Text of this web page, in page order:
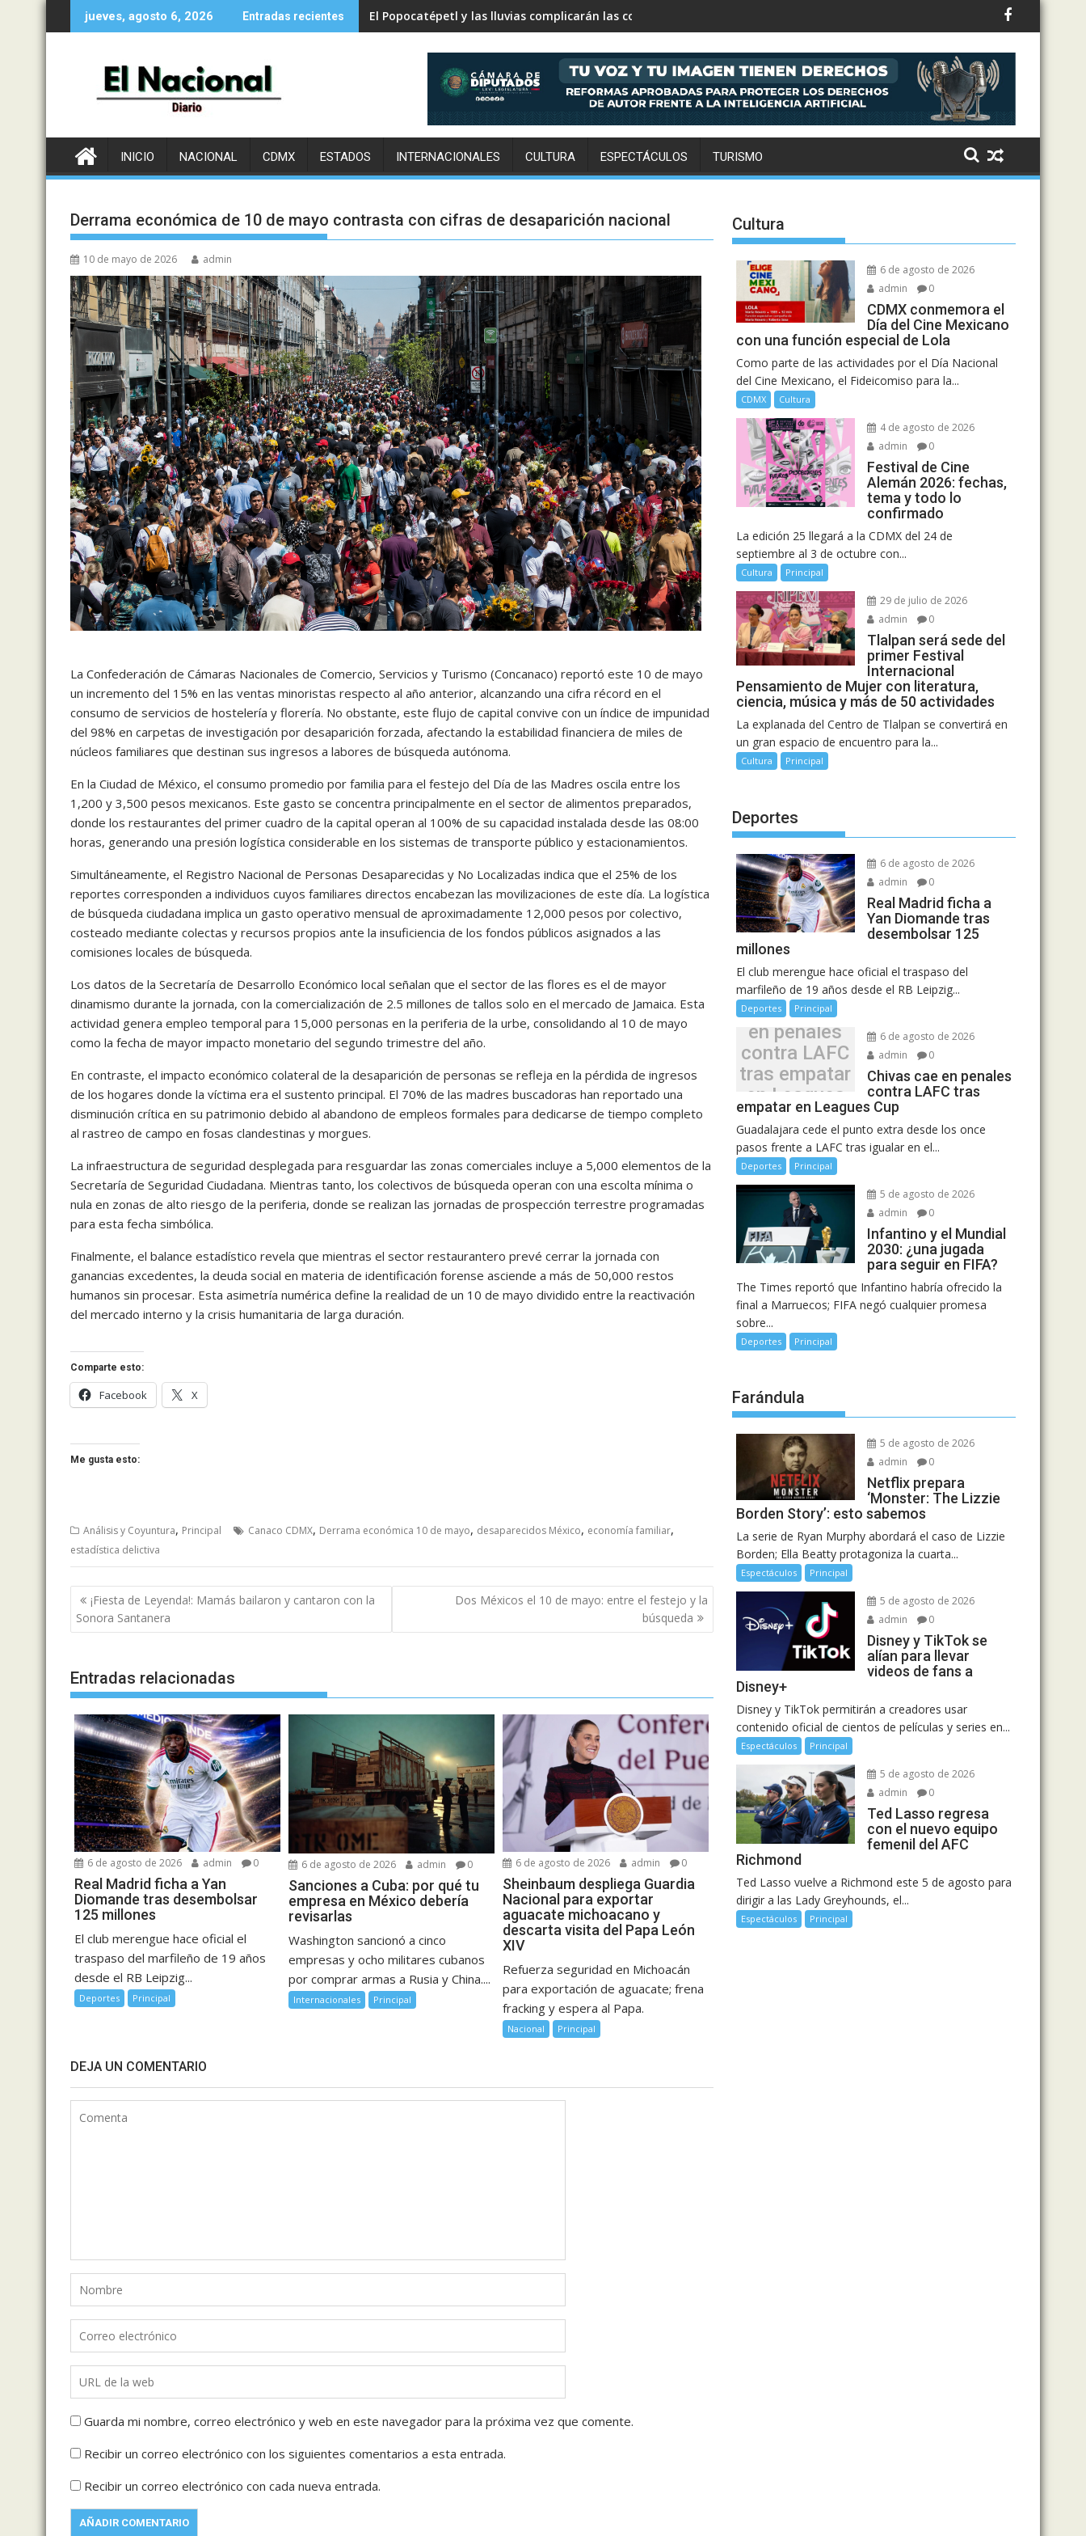
al
jueves, agosto 6, 2026 Entradas recientes Piden reforzar inspecciones en casas de empeño para combatir el mercado de bienes robados
INICIO NACIONAL CDMX ESTADOS INTERNACIONALES CULTURA ESPECTÁCULOS TURISMO
Derrama económica de 10 de mayo contrasta con cifras de desaparición nacional
10 de mayo de 2026 admin
La Confederación de Cámaras Nacionales de Comercio, Servicios y Turismo (Concanaco) reportó este 10 de mayo
un incremento del 15% en las ventas minoristas respecto al año anterior, alcanzando una cifra récord en el
consumo de servicios de hostelería y florería. No obstante, este flujo de capital convive con un índice de impunidad
del 98% en carpetas de investigación por desaparición forzada, afectando la estabilidad financiera de miles de
núcleos familiares que destinan sus ingresos a labores de búsqueda autónoma.
En la Ciudad de México, el consumo promedio por familia para el festejo del Día de las Madres oscila entre los
1,200 y 3,500 pesos mexicanos. Este gasto se concentra principalmente en el sector de alimentos preparados,
donde los restaurantes del primer cuadro de la capital operan al 100% de su capacidad instalada desde las 08:00
horas, generando una presión logística considerable en los sistemas de transporte público y estacionamientos.
Simultáneamente, el Registro Nacional de Personas Desaparecidas y No Localizadas indica que el 25% de los
reportes corresponden a individuos cuyos familiares directos encabezan las movilizaciones de este día. La logística
de búsqueda ciudadana implica un gasto operativo mensual de aproximadamente 12,000 pesos por colectivo,
costeado mediante colectas y recursos propios ante la insuficiencia de los fondos públicos asignados a las
comisiones locales de búsqueda.
Los datos de la Secretaría de Desarrollo Económico local señalan que el sector de las flores es el de mayor
dinamismo durante la jornada, con la comercialización de 2.5 millones de tallos solo en el mercado de Jamaica. Esta
actividad genera empleo temporal para 15,000 personas en la periferia de la urbe, consolidando al 10 de mayo
como la fecha de mayor impacto monetario del segundo trimestre del año.
En contraste, el impacto económico colateral de la desaparición de personas se refleja en la pérdida de ingresos
de los hogares donde la víctima era el sustento principal. El 70% de las madres buscadoras han reportado una
disminución crítica en su patrimonio debido al abandono de empleos formales para dedicarse de tiempo completo
al rastreo de campo en fosas clandestinas y morgues.
La infraestructura de seguridad desplegada para resguardar las zonas comerciales incluye a 5,000 elementos de la
Secretaría de Seguridad Ciudadana. Mientras tanto, los colectivos de búsqueda operan con una escolta mínima o
nula en zonas de alto riesgo de la periferia, donde se realizan las jornadas de prospección terrestre programadas
para esta fecha simbólica.
Finalmente, el balance estadístico revela que mientras el sector restaurantero prevé cerrar la jornada con
ganancias excedentes, la deuda social en materia de identificación forense asciende a más de 50,000 restos
humanos sin procesar. Esta asimetría numérica define la realidad de un 10 de mayo dividido entre la reactivación
del mercado interno y la crisis humanitaria de larga duración.
Comparte esto:
Facebook X
Me gusta esto:
Análisis y Coyuntura, Principal Canaco CDMX, Derrama económica 10 de mayo, desaparecidos México, economía familiar,
estadística delictiva
Navegación
de
entradas
¡Fiesta de Leyenda!: Mamás bailaron y cantaron con la
Sonora Santanera
Dos Méxicos el 10 de mayo: entre el festejo y la
búsqueda
Entradas relacionadas
6 de agosto de 2026 admin 0
Real Madrid ficha a Yan
Diomande tras desembolsar
125 millones
El club merengue hace oficial el
traspaso del marfileño de 19 años
desde el RB Leipzig...
Deportes Principal
6 de agosto de 2026 admin 0
Sanciones a Cuba: por qué tu
empresa en México debería
revisarlas
Washington sancionó a cinco
empresas y ocho militares cubanos
por comprar armas a Rusia y China....
Internacionales Principal
6 de agosto de 2026 admin 0
Sheinbaum despliega Guardia
Nacional para exportar
aguacate michoacano y
descarta visita del Papa León
XIV
Refuerza seguridad en Michoacán
para exportación de aguacate; frena
fracking y espera al Papa.
Nacional Principal
DEJA UN COMENTARIO
Guarda mi nombre, correo electrónico y web en este navegador para la próxima vez que comente.
Recibir un correo electrónico con los siguientes comentarios a esta entrada.
Recibir un correo electrónico con cada nueva entrada.
Cultura
6 de agosto de 2026
admin
0
CDMX conmemora el
Día del Cine Mexicano
con una función especial de Lola
Como parte de las actividades por el Día Nacional
del Cine Mexicano, el Fideicomiso para la...
CDMX Cultura
4 de agosto de 2026
admin
0
Festival de Cine
Alemán 2026: fechas,
tema y todo lo
confirmado
La edición 25 llegará a la CDMX del 24 de
septiembre al 3 de octubre con...
Cultura Principal
29 de julio de 2026
admin
0
Tlalpan será sede del
primer Festival
Internacional
Pensamiento de Mujer con literatura,
ciencia, música y más de 50 actividades
La explanada del Centro de Tlalpan se convertirá en
un gran espacio de encuentro para la...
Cultura Principal
Deportes
6 de agosto de 2026
admin
0
Real Madrid ficha a
Yan Diomande tras
desembolsar 125
millones
El club merengue hace oficial el traspaso del
marfileño de 19 años desde el RB Leipzig...
Deportes Principal
Chivas cae
en penales
contra LAFC
tras empatar
en Leagues
Cup
6 de agosto de 2026
admin
0
Chivas cae en penales
contra LAFC tras
empatar en Leagues Cup
Guadalajara cede el punto extra desde los once
pasos frente a LAFC tras igualar en el...
Deportes Principal
5 de agosto de 2026
admin
0
Infantino y el Mundial
2030: ¿una jugada
para seguir en FIFA?
The Times reportó que Infantino habría ofrecido la
final a Marruecos; FIFA negó cualquier promesa
sobre...
Deportes Principal
Farándula
5 de agosto de 2026
admin
0
Netflix prepara
‘Monster: The Lizzie
Borden Story’: esto sabemos
La serie de Ryan Murphy abordará el caso de Lizzie
Borden; Ella Beatty protagoniza la cuarta...
Espectáculos Principal
5 de agosto de 2026
admin
0
Disney y TikTok se
alían para llevar
videos de fans a
Disney+
Disney y TikTok permitirán a creadores usar
contenido oficial de cientos de películas y series en...
Espectáculos Principal
5 de agosto de 2026
admin
0
Ted Lasso regresa
con el nuevo equipo
femenil del AFC
Richmond
Ted Lasso vuelve a Richmond este 5 de agosto para
dirigir a las Lady Greyhounds, el...
Espectáculos Principal